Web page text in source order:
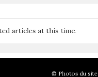
articles at this time.
© Photos du site